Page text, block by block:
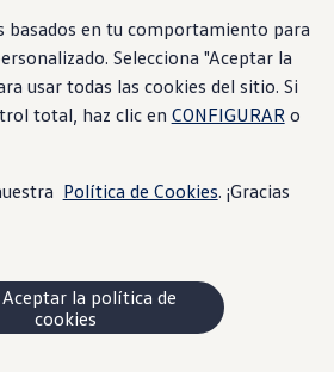
Airbags Takata
Volkswagen
intuitiva
basados en tu comportamiento para
Selecciona "Aceptar la
usar todas las cookies del sitio. Si
total, haz clic en CONFIGURARo
Política de Cookies. ¡Gracias
la política de
cookies